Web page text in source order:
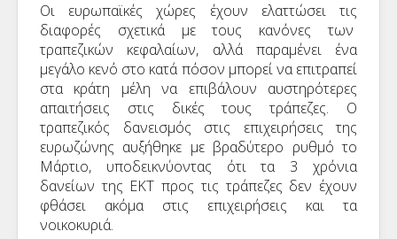
Οι ευρωπαϊκές χώρες έχουν ελαττώσει τις
διαφορές σχετικά με τους κανόνες των
τραπεζικών κεφαλαίων, αλλά παραμένει ένα
μεγάλο κενό στο κατά πόσον μπορεί να επιτραπεί
στα κράτη μέλη να επιβάλουν αυστηρότερες
απαιτήσεις στις δικές τους τράπεζες. Ο
τραπεζικός δανεισμός στις επιχειρήσεις της
ευρωζώνης αυξήθηκε με βραδύτερο ρυθμό το
Μάρτιο, υποδεικνύοντας ότι τα 3 χρόνια
δανείων της ΕΚΤ προς τις τράπεζες δεν έχουν
φθάσει ακόμα στις επιχειρήσεις και τα
νοικοκυριά.